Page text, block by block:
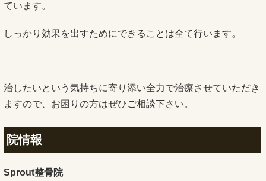
ています。
しっかり効果を出すためにできることは全て行います。
治したいという気持ちに寄り添い全力で治療させていただき
ますので、お困りの方はぜひご相談下さい。
院情報
Sprout整骨院